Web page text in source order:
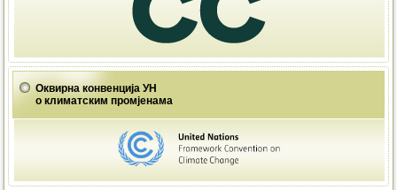
Оквирна конвенција УН
о климатским промјенама